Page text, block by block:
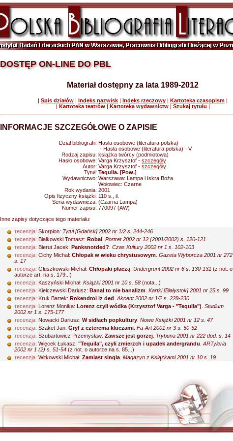
DOSTĘP ON-LINE DO PBL
Materiał dostępny za lata 1989-2012
| Spis działów | Indeks nazwisk | Indeks rzeczowy | Kartoteka czasopism |
| Kartoteka teatrów| Kartoteka wydawnictw| Szukaj tytułu |
INFORMACJE SZCZEGÓŁOWE O ZAPISIE
Dział bibliografii: Hasła osobowe (literatura polska)
- Hasła osobowe (literatura polska) - V
Rodzaj zapisu: książka twórcy (podmiotowa)
Hasło osobowe: Varga Krzysztof - szczegóły
Autor: Varga Krzysztof - szczegóły
Tytuł: Tequila. [Pow.]
Wydawnictwo: Warszawa: Lampa i Iskra Boża
Wołowiec: Czarne
Rok wydania: 2001
Opis fizyczny książki: 110 s., il.
Seria wydawnicza: (Czarna Lampa)
Numer zapisu: 770097 (AW)
Inne zapisy dotyczące tego materiału:
recenzja: Skorpion: Tytuł [Gdańsk] 2002 nr 1/2 s. 244-246
recenzja: Białkowski Tomasz: Robal Portret 2002 nr 12 (2001/2002) s. 120-121
recenzja: Bierut Jacek: Panksnotded? Czas Kultury 2002 nr 1 s. 102-103
recenzja: Cichy Michał: Chłopak w wieku chrystusowym Gazeta Wyborcza 2001 nr 272
s. 17
recenzja: Głuszkowski Michał: Chłopaki płaczą Undergrunt 2002 nr 6 s. 130-131 (z not. o
autorze art. na s. 179...)
recenzja: Kaszyński Michał: Książki 2001 nr 10 s. 58 (nota...)
recenzja: Kiełczewski Dariusz: Banał to nie banalizm Kartki [Białystok] 2001 nr 25 s. 99
recenzja: Kruk Bartek: Rokendrol iz ded Akcent 2002 nr 1/2 s. 228-230
recenzja: Lorenz Monika: Lorenz czyli wódka (Krzysztof Varga - "Tequila") Studium
2002 nr 1 s. 175-177
recenzja: Nowacki Dariusz: W sidłach popkultury Nowe Książki 2001 nr 12 s. 47
recenzja: Szaket Jan: Gryf z czterema kluczami Fa-Art 2001 nr 3 s. 50-52
recenzja: Szubartowicz Przemysław: Zawsze jest gorzej Trybuna 2001 nr 222 dod. s. 14
recenzja: Więcek Łukasz: "Tequila", czyli zmierzch i upadek andergrandu ARTyleria
2002 nr 1 (2) s. 51-54 (z not. o autorze na s. 85...)
recenzja: Witkowski Michał: Zamiast singla Magazyn z Książkami 2001 nr 10 s. 19